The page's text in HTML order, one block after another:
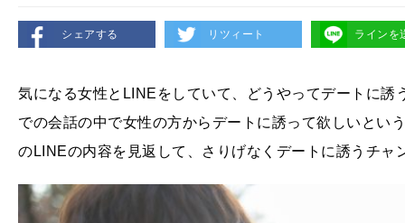
シェアする リツィート ラインを
気になる女性とLINEをしていて、どうやってデートに
での会話の中で女性の方からデートに誘って欲しいとい
のLINEの内容を見返して、さりげなくデートに誘うチャ